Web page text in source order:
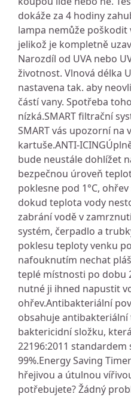
dokáže za 4 hodiny
lampa nemůže poškodit
jelikož je kompletně
Narozdíl od UVA nebo
životnost. Vlnová délka
nastavena tak. aby
částí vany. Spotřeba
nízká.SMART filtrační
SMART vás upozorní na
kartuše.ANTI-
bude neustále dohlížet
bezpečnou úroveň
poklesne pod 1°C,
dokud teplota vody
zabrání vodě v
systém, čerpadlo a
poklesu teploty venku
nafouknutím nechat
teplé místnosti po dobu
nutné ji ihned napustit
ohřev.Antibakteriální
obsahuje
baktericidní složku,
22196:2011
99%.Energy Saving
hřejivou a útulnou
potřebujete? Žádný